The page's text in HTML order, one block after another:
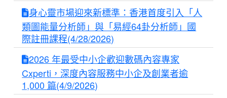
身心靈市場迎來新標準：香港首度引入「人
類圖能量分析師」與「易經64卦分析師」國
際註冊課程(4/28/2026)
2026 年最受中小企歡迎數碼內容專家
Cxperti，深度內容服務中小企及創業者逾
1,000 篇(4/9/2026)